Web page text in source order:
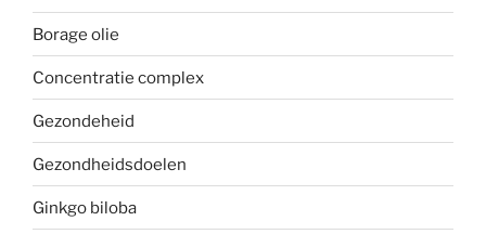
Borage olie
Concentratie complex
Gezondeheid
Gezondheidsdoelen
Ginkgo biloba